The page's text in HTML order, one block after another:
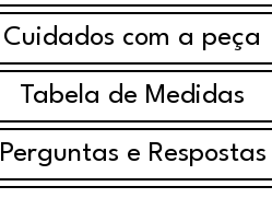
Cuidados com a peça
Tabela de Medidas
Perguntas e Respostas